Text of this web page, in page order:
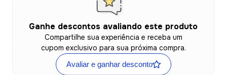
Ganhe descontos avaliando este produto
Compartilhe sua experiência e receba um
cupom exclusivo para sua próxima compra.
Avaliar e ganhar desconto